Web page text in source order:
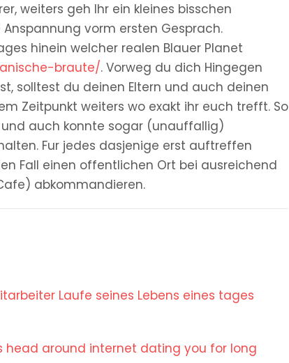
weiters geh Ihr ein kleines bisschen
vorm ersten Gesprach.
hinein welcher realen Blauer Planet
braute/. Vorweg du dich Hingegen
solltest du deinen Eltern und auch deinen
Zeitpunkt weiters wo exakt ihr euch trefft. So
auch konnte sogar (unauffallig)
Fur jedes dasjenige erst auftreffen
Fall einen offentlichen Ort bei ausreichend
abkommandieren.
Laufe seines Lebens eines tages
around internet dating you for long